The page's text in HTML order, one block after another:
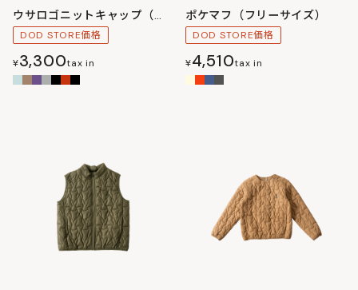
ウサロゴニットキャップ（フリーサイズ）
DOD STORE価格
¥3,300tax in
ポケマフ（フリーサイズ）
DOD STORE価格
¥4,510tax in